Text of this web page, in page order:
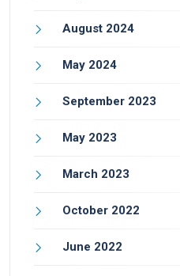
August 2024
May 2024
September 2023
May 2023
March 2023
October 2022
June 2022